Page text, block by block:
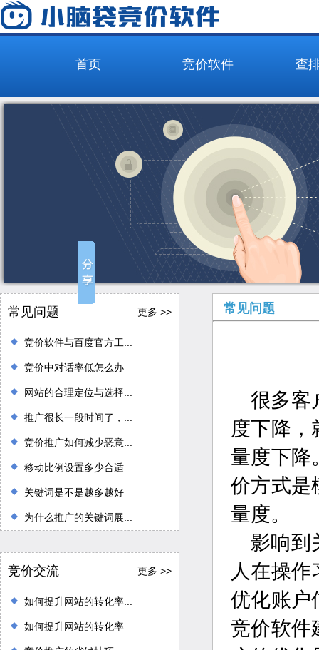
首页 竞价软件 查
常见问题 更多 >>
竞价软件与百度官方工...
竞价中对话率低怎么办
网站的合理定位与选择...
推广很长一段时间了，...
竞价推广如何减少恶意...
移动比例设置多少合适
关键词是不是越多越好
为什么推广的关键词展...
竞价交流 更多 >>
如何提升网站的转化率...
如何提升网站的转化率
常见问题
很多客
度下降，
量度下降
价方式是
量度。
影响到
人在操
优化账户
竞价软件